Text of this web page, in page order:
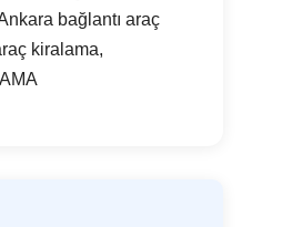
bağlantı araç
kiralama,